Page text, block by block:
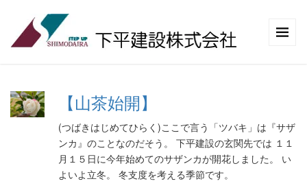
【山茶始開】
(つばきはじめてひらく)ここで言う「ツバキ」は『サザ
ンカ』のことなのだそう。 下平建設の玄関先では １１
月１５日に今年始めてのサザンカが開花しました。 い
よいよ立冬。 冬支度を考える季節です。